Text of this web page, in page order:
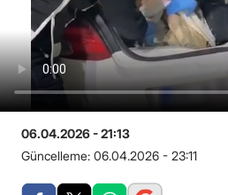
06.04.2026 - 21:13
Güncelleme: 06.04.2026 - 23:11